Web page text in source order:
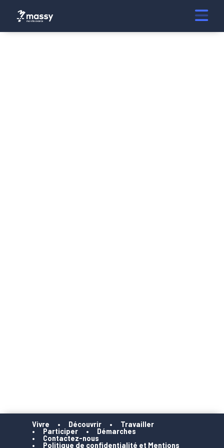
Vivre Découvrir
Travailler
Participer
Démarches
Contactez-nous
Politique de confidentialité et Mentions